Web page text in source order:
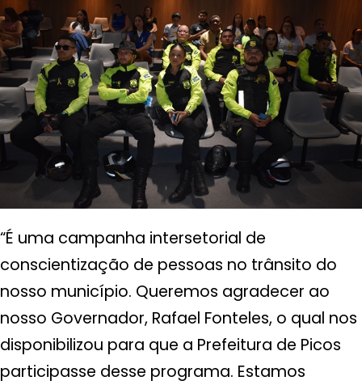
“É uma campanha intersetorial de
conscientização de pessoas no trânsito do
nosso município. Queremos agradecer ao
nosso Governador, Rafael Fonteles, o qual nos
disponibilizou para que a Prefeitura de Picos
participasse desse programa. Estamos